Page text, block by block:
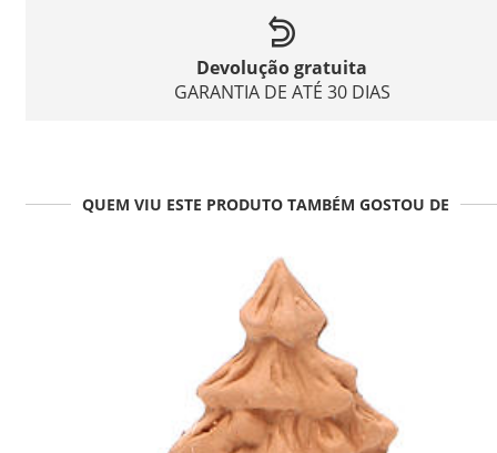
Devolução gratuita
GARANTIA DE ATÉ 30 DIAS
QUEM VIU ESTE PRODUTO TAMBÉM GOSTOU DE